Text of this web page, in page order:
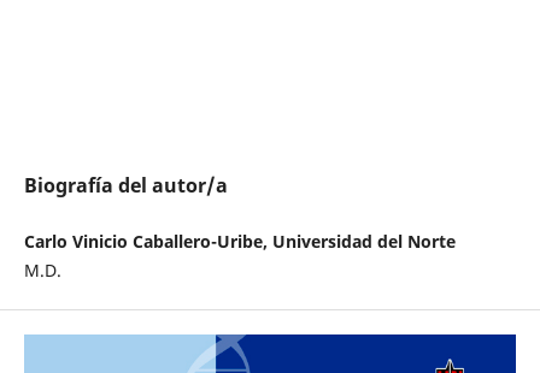
Biografía del autor/a
Carlo Vinicio Caballero-Uribe, Universidad del Norte
M.D.